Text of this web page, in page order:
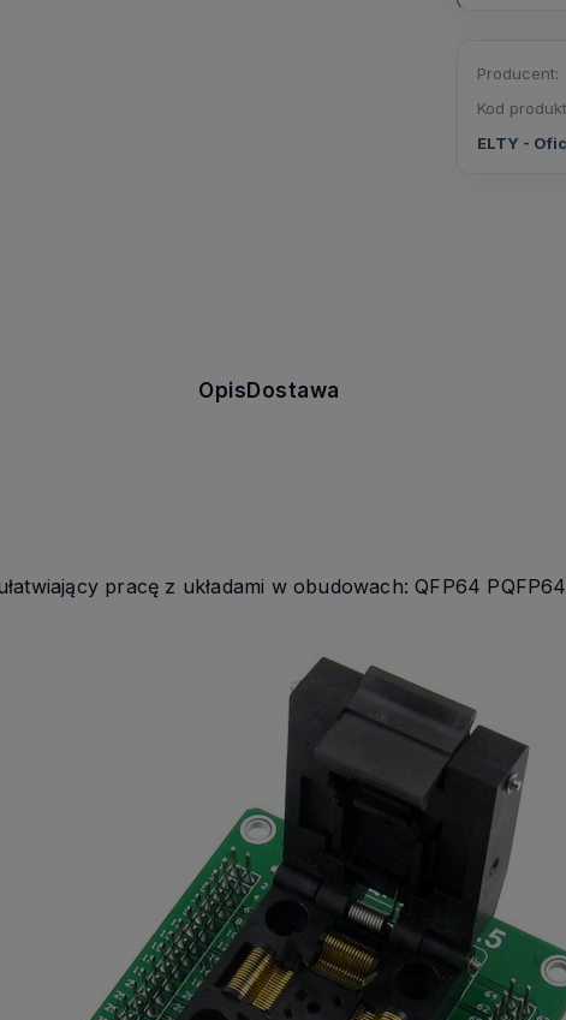
Producent:
Kod
ELTY -
OpisDostawa
pracę z układami w obudowach: QFP64